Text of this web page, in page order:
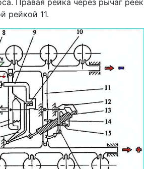
Правая рейка через рычаг реек
рейкой 11.